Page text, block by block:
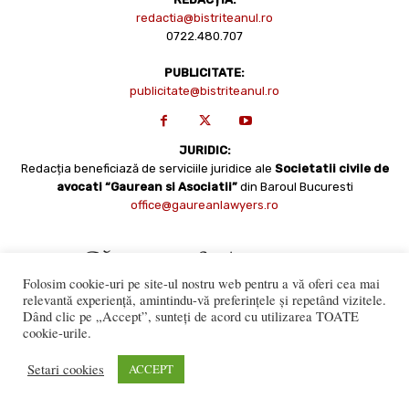
redactia@bistriteanul.ro
0722.480.707
PUBLICITATE:
publicitate@bistriteanul.ro
JURIDIC:
Redacția beneficiază de serviciile juridice ale Societatii civile de
avocati “Gaurean si Asociatii” din Baroul Bucuresti
office@gaureanlawyers.ro
numai cu acordul expres al Bistriteanul.Ro. © Copyright 2008 -
Folosim cookie-uri pe site-ul nostru web pentru a vă oferi cea mai
relevantă experiență, amintindu-vă preferințele și repetând vizitele.
Dând clic pe „Accept”, sunteți de acord cu utilizarea TOATE
cookie-urile.
Setari cookies ACCEPT